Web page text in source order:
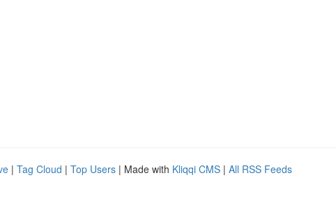
| Tag Cloud | Top Users | Made with Kliqqi CMS | All RSS Feeds